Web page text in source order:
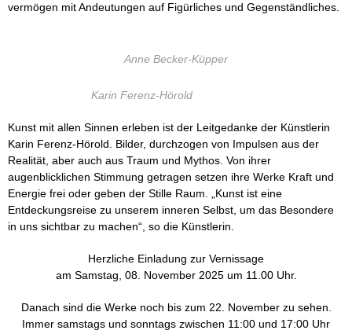
vermögen mit Andeutungen auf Figürliches und Gegenständliches.
Anne Becker-Küpper
Karin Ferenz-Hörold
Kunst mit allen Sinnen erleben ist der Leitgedanke der Künstlerin
Karin Ferenz-Hörold. Bilder, durchzogen von Impulsen aus der
Realität, aber auch aus Traum und Mythos. Von ihrer
augenblicklichen Stimmung getragen setzen ihre Werke Kraft und
Energie frei oder geben der Stille Raum. „Kunst ist eine
Entdeckungsreise zu unserem inneren Selbst, um das Besondere
in uns sichtbar zu machen“, so die Künstlerin.
Herzliche Einladung zur Vernissage
am Samstag, 08. November 2025 um 11.00 Uhr.
Danach sind die Werke noch bis zum 22. November zu sehen.
Immer samstags und sonntags zwischen 11:00 und 17:00 Uhr